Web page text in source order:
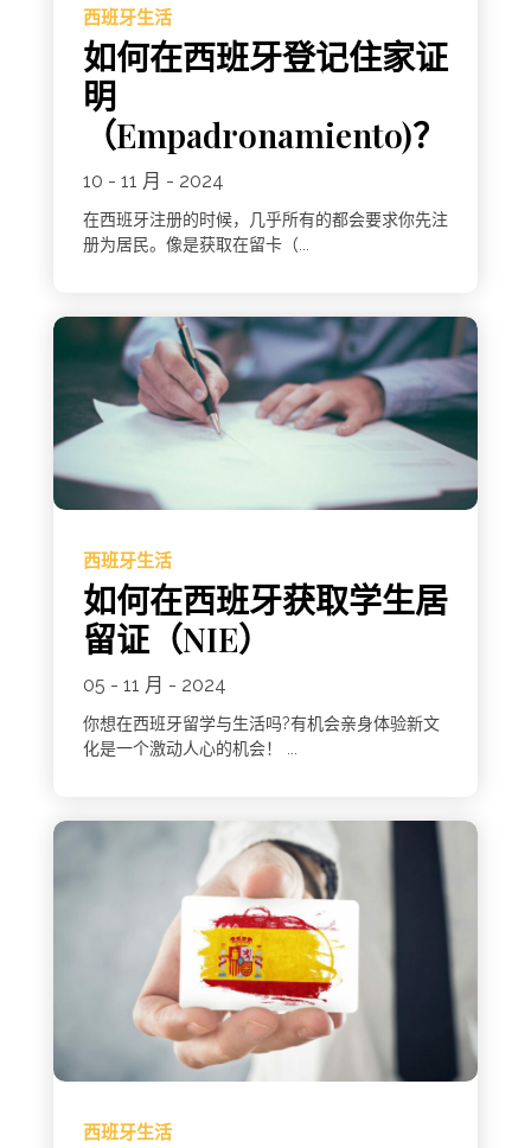
西班牙生活
如何在西班牙登记住家证
明
（Empadronamiento)？
10 - 11 月 - 2024
在西班牙注册的时候，几乎所有的都会要求你先注
册为居民。像是获取在留卡（...
西班牙生活
如何在西班牙获取学生居
留证（NIE）
05 - 11 月 - 2024
你想在西班牙留学与生活吗?有机会亲身体验新文
化是一个激动人心的机会！ ...
西班牙生活